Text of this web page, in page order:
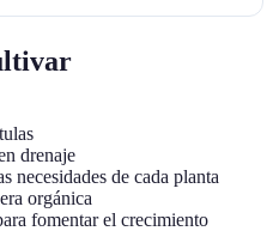
drenaje
necesidades de cada planta
orgánica
fomentar el crecimiento